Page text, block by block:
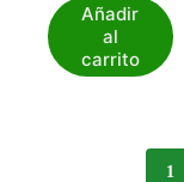
Añadir
al
carrito
1